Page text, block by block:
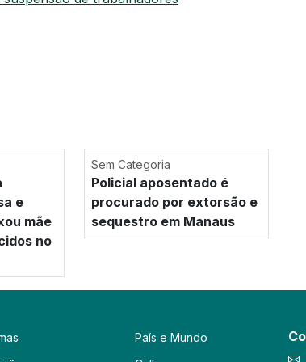
e
mãe
no
Sem Categoria
Policial aposentado é
procurado por extorsão e
sequestro em Manaus
País e Mundo